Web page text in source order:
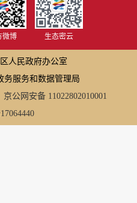
微博 生态密云
人民政府办公室
务服务和数据管理局
京公网安备 11022802010001